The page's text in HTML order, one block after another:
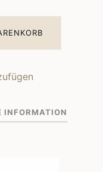
INFORMATION